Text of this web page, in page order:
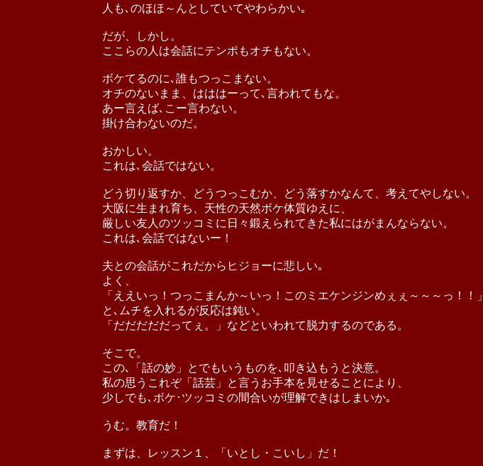
人も､のほほ～んとしていてやわらかい｡
だが、しかし。
ここらの人は会話にテンポもオチもない。
ボケてるのに､誰もつっこまない。
オチのないまま、はははーって､言われてもな。
あー言えば､こー言わない。
掛け合わないのだ。
おかしい。
これは､会話ではない。
どう切り返すか、どうつっこむか、どう落すかなんて、考えてやしない。
大阪に生まれ育ち、天性の天然ボケ体質ゆえに、
厳しい友人のツッコミに日々鍛えられてきた私にはがまんならない。
これは､会話ではないー！
夫との会話がこれだからヒジョーに悲しい｡
よく、
「ええいっ！つっこまんか～いっ！このミエケンジンめぇぇ～～～っ！！」
と､ムチを入れるが反応は鈍い。
「だだだだだってぇ。」などといわれて脱力するのである。
そこで。
この､「話の妙」とでもいうものを､叩き込もうと決意。
私の思うこれぞ「話芸」と言うお手本を見せることにより、
少しでも､ボケ･ツッコミの間合いが理解できはしまいか｡
うむ。教育だ！
まずは、レッスン１、「いとし・こいし」だ！